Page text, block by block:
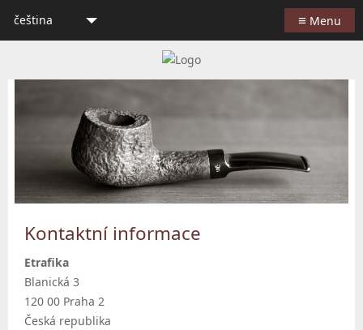
≡ Menu
čeština
Kontaktní informace
Etrafika
Blanická 3
120 00 Praha 2
Česká republika